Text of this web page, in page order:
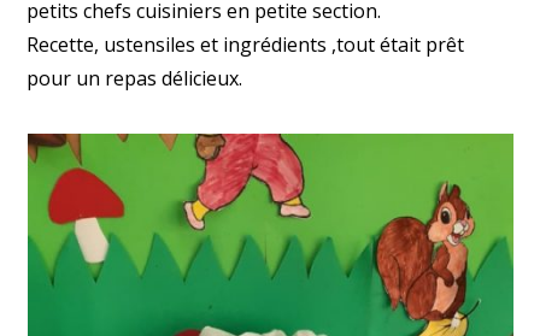
petits chefs cuisiniers en petite section.
Recette, ustensiles et ingrédients ,tout était prêt
pour un repas délicieux.